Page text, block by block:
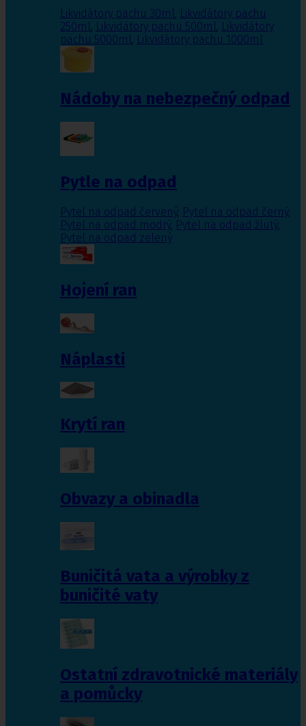
Likvidátory pachu 30ml, Likvidátory pachu
250ml, Likvidátory pachu 500ml, Likvidátory
pachu 5000ml, Likvidátory pachu 1000ml
Nádoby na nebezpečný odpad
Pytle na odpad
Pytel na odpad červený, Pytel na odpad černý,
Pytel na odpad modrý, Pytel na odpad žlutý,
Pytel na odpad zelený
Hojení ran
Náplasti
Krytí ran
Obvazy a obinadla
Buničitá vata a výrobky z
buničité vaty
Ostatní zdravotnické materiály
a pomůcky